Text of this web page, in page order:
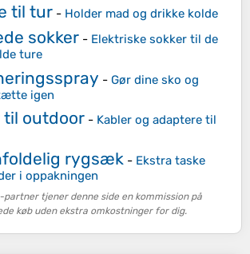
til tur - Holder mad og drikke kolde
sokker - Elektriske sokker til de
ture
- Gør dine sko og
igen
til outdoor - Kabler og adaptere til
rygsæk - Ekstra taske
i oppakningen
partner tjener denne side en kommission på
køb uden ekstra omkostninger for dig.